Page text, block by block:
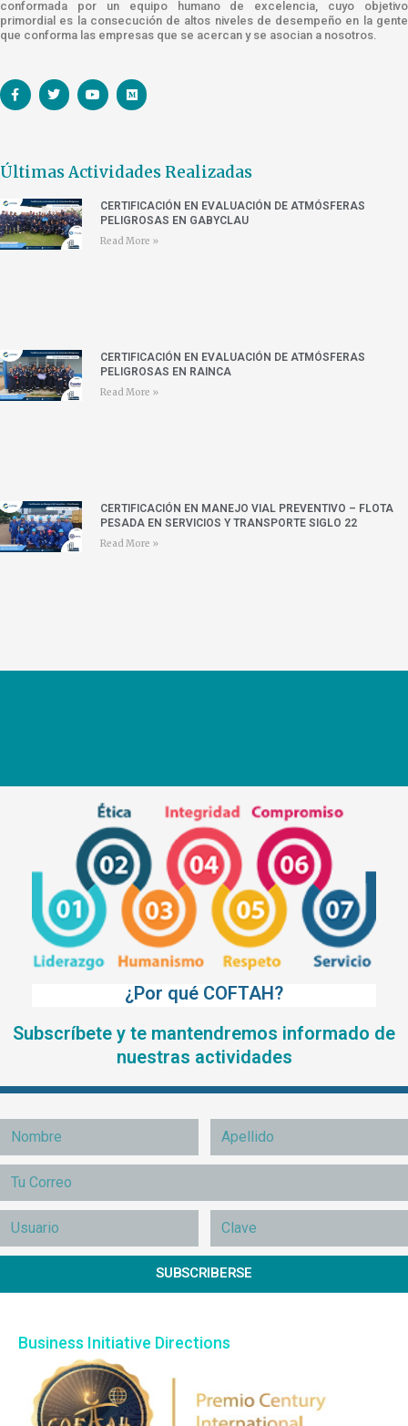
conformada por un equipo humano de excelencia, cuyo objetivo
primordial es la consecución de altos niveles de desempeño en la gente
que conforma las empresas que se acercan y se asocian a nosotros.
Últimas Actividades Realizadas
CERTIFICACIÓN EN EVALUACIÓN DE ATMÓSFERAS
PELIGROSAS EN GABYCLAU
Read More »
CERTIFICACIÓN EN EVALUACIÓN DE ATMÓSFERAS
PELIGROSAS EN RAINCA
Read More »
CERTIFICACIÓN EN MANEJO VIAL PREVENTIVO – FLOTA
PESADA EN SERVICIOS Y TRANSPORTE SIGLO 22
Read More »
¿Por qué COFTAH?
Subscríbete y te mantendremos informado de
nuestras actividades
SUBSCRIBERSE
Business Initiative Directions